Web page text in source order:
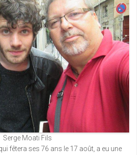
Serge Moati Fils
fêtera ses 76 ans le 17 août, a eu une